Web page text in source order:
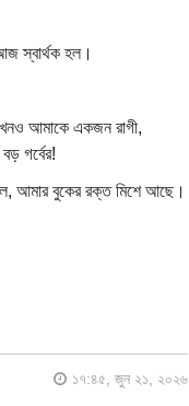
স্বার্থক হল।
আমাকে একজন রাগী,
গর্বের!
আমার বুকের রক্ত মিশে আছে।
১৭:৪৫, জুন ২১, ২০২৬